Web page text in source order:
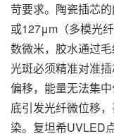
苛要求。陶瓷插芯
或127μm（多模光
数微米，胶水通过
光斑必须精准对准
偏移，能量无法集
底引发光纤微位移
染。复坦希UVLED